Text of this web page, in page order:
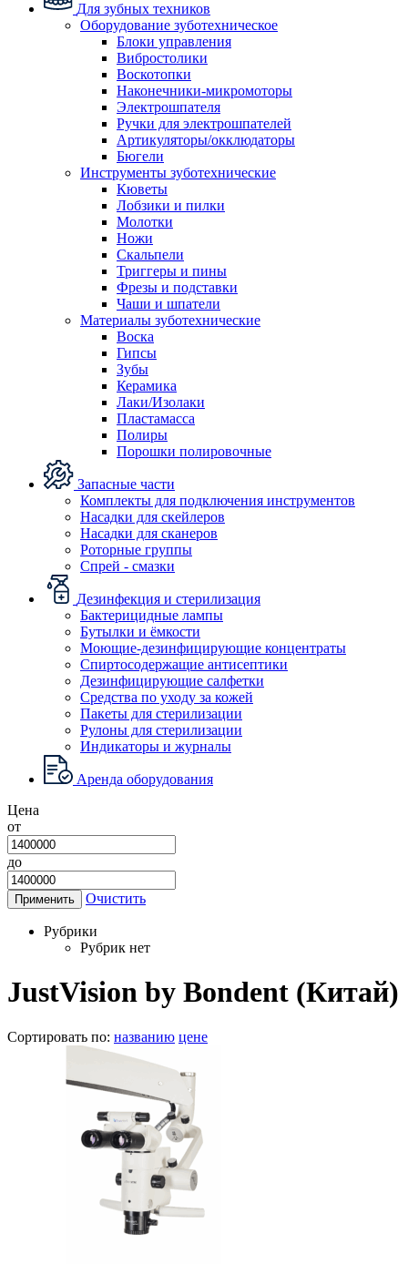
Для зубных техников
Оборудование зуботехническое
Блоки управления
Вибростолики
Воскотопки
Наконечники-микромоторы
Электрошпателя
Ручки для электрошпателей
Артикуляторы/окклюдаторы
Бюгели
Инструменты зуботехнические
Кюветы
Лобзики и пилки
Молотки
Ножи
Скальпели
Триггеры и пины
Фрезы и подставки
Чаши и шпатели
Материалы зуботехнические
Воска
Гипсы
Зубы
Керамика
Лаки/Изолаки
Пластамасса
Полиры
Порошки полировочные
Запасные части
Комплекты для подключения инструментов
Насадки для скейлеров
Насадки для сканеров
Роторные группы
Спрей - смазки
Дезинфекция и стерилизация
Бактерицидные лампы
Бутылки и ёмкости
Моющие-дезинфицирующие концентраты
Спиртосодержащие антисептики
Дезинфицирующие салфетки
Средства по уходу за кожей
Пакеты для стерилизации
Рулоны для стерилизации
Индикаторы и журналы
Аренда оборудования
Цена
от
до
Применить Очистить
Рубрики
Рубрик нет
JustVision by Bondent (Китай)
Сортировать по: названию цене